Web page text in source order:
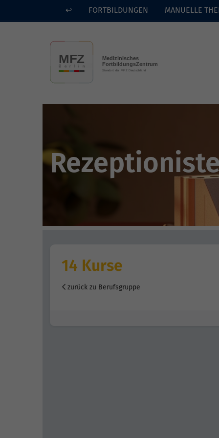
Skip to main content
↩ FORTBILDUNGEN MANUELLE
14 Kurse
zurück zu Berufsgruppe